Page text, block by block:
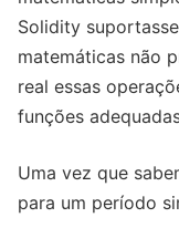
Solidity
matemáticas não
real essas
funções
Uma vez que
para um período